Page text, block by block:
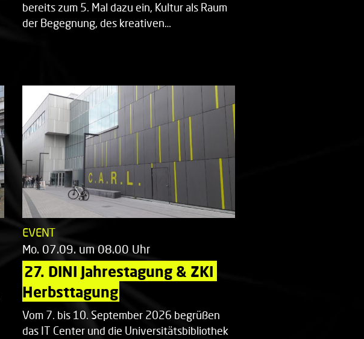
bereits zum 5. Mal dazu ein, Kultur als Raum
der Begegnung, des kreativen…
EVENT
Mo. 07.09. um 08.00 Uhr
27. DINI Jahrestagung & ZKI
Herbsttagung
Vom 7. bis 10. September 2026 begrüßen
das IT Center und die Universitätsbibliothek